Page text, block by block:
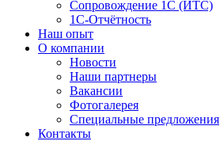
Сопровождение 1С (ИТС)
1С-Отчётность
Наш опыт
О компании
Новости
Наши партнеры
Вакансии
Фотогалерея
Специальные предложения
Контакты